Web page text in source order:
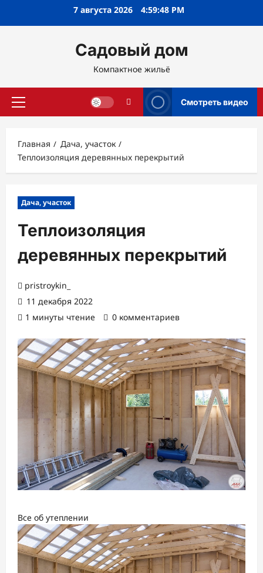
7 августа 2026 4:59:50 PM
Садовый дом
Компактное жильё
Основное
Смотреть видео
Главная
Дача, участок
Теплоизоляция деревянных перекрытий
Дача, участок
Теплоизоляция
деревянных перекрытий
pristroykin_
11 декабря 2022
1 минуты чтение
0 комментариев
Все об утеплении